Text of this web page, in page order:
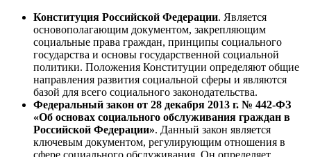
Конституция Российской Федерации. Является
основополагающим документом, закрепляющим
социальные права граждан, принципы социального
государства и основы государственной социальной
политики. Положения Конституции определяют общие
направления развития социальной сферы и являются
базой для всего социального законодательства.
Федеральный закон от 28 декабря 2013 г. № 442-ФЗ
«Об основах социального обслуживания граждан в
Российской Федерации». Данный закон является
ключевым документом, регулирующим отношения в
сфере социального обслуживания. Он определяет